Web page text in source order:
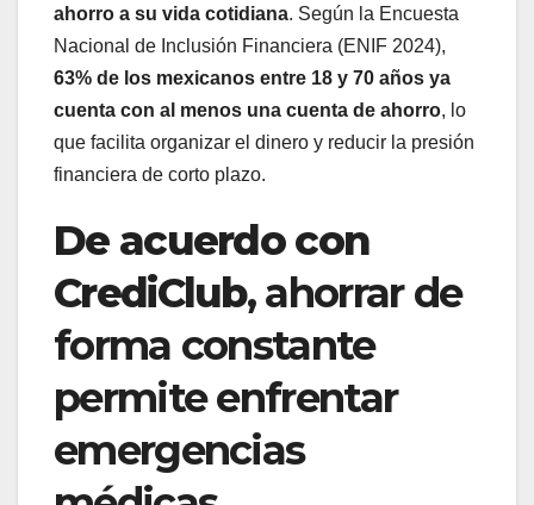
ahorro a su vida cotidiana. Según la Encuesta
Nacional de Inclusión Financiera (ENIF 2024),
63% de los mexicanos entre 18 y 70 años ya
cuenta con al menos una cuenta de ahorro, lo
que facilita organizar el dinero y reducir la presión
financiera de corto plazo.
De acuerdo con
CrediClub, ahorrar de
forma constante
permite enfrentar
emergencias